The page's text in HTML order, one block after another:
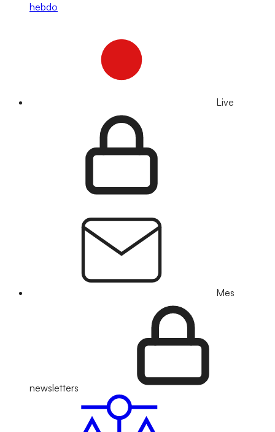
hebdo
Live
Mes
newsletters